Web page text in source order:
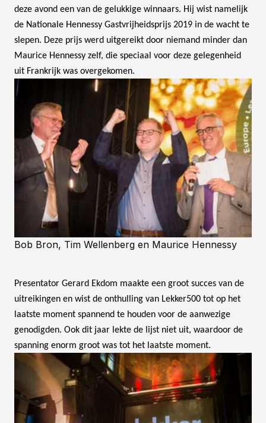
deze avond een van de gelukkige winnaars. Hij wist namelijk
de Nationale Hennessy Gastvrijheidsprijs 2019 in de wacht te
slepen. Deze prijs werd uitgereikt door niemand minder dan
Maurice Hennessy zelf, die speciaal voor deze gelegenheid
uit Frankrijk was overgekomen.
Bob Bron, Tim Wellenberg en Maurice Hennessy
Presentator Gerard Ekdom maakte een groot succes van de
uitreikingen en wist de onthulling van Lekker500 tot op het
laatste moment spannend te houden voor de aanwezige
genodigden. Ook dit jaar lekte de lijst niet uit, waardoor de
spanning enorm groot was tot het laatste moment.